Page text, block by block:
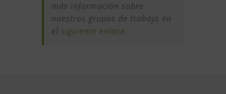
más información sobre
nuestros grupos de trabajo en
el siguiente enlace.